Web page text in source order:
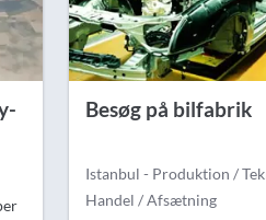
Besøg på bilfabrik
Istanbul - Produktion /
Handel / Afsætning